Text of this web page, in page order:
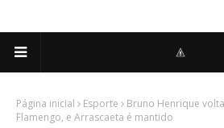
Página inicial Esporte
Bruno Henrique
Flamengo, e Arrascaeta é mantido